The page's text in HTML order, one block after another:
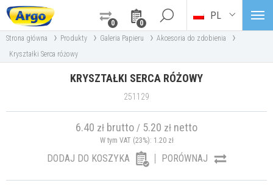
0
0
PL
Strona główna › Produkty › Galeria Papieru › Akcesoria do zdobienia ›
Kryształki Serca różowy
KRYSZTAŁKI SERCA RÓŻOWY
251129
6.40 zł brutto / 5.20 zł netto
W tym VAT (23%): 1.20zł
DODAJ DO KOSZYKA PORÓWNAJ